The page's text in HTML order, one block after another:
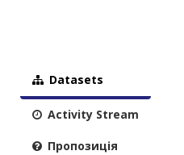
Datasets
Activity Stream
Пропозиція